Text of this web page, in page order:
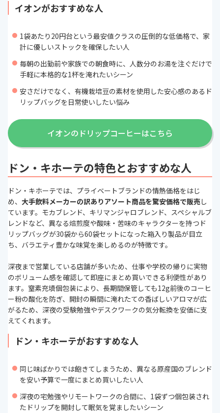
イオンがおすすめな人
1袋あたり20円台という最安値クラスの圧倒的な低価格で、家
計に優しいストックを確保したい人
毎朝の出勤前や家族での朝食時に、人数分のお湯を注ぐだけで
手軽に本格的な1杯を淹れたいシーン
安さだけでなく、有機栽培豆の素材を使用した安心感のあるド
リップバッグを日常使いしたい悩み
イオンのドリップコーヒーはこちら
ドン・キホーテの特色とおすすめな人
ドン・キホーテでは、プライベートブランドの情熱価格をはじ
め、 大手飲料メーカーの訳ありアソート商品を驚安価格で販売し
ています。モカブレンド、キリマンジャロブレンド、スペシャルブ
レンドなど、異なる焙煎度や酸味・苦味のキャラクターを持つド
リップバッグが30袋から60袋セットになった箱入り製品が目立
ち、バラエティ豊かな味覚を楽しめるのが特徴です。
深夜まで営業している店舗が多いため、仕事や学校の帰りに実物
のボリューム感を確認して即座にまとめ買いできる利便性があり
ます。窒素充填個包装により、長期間保管しても12g前後のコーヒ
ー粉の酸化を防ぎ、開封の瞬間に淹れたての香ばしいアロマが広
がるため、深夜の受験勉強やデスクワークの気分転換を安価に支
えてくれます。
ドン・キホーテがおすすめな人
同じ味ばかりでは飽きてしまうため、異なる原産国のブレンド
を安い予算で一度にまとめ買いしたい人
深夜の宅勉強やリモートワークの合間に、1袋ずつ個包装され
たドリップを開封して眠気を覚ましたいシーン